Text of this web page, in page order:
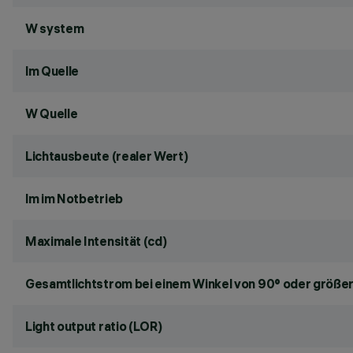
W system
lm Quelle
W Quelle
Lichtausbeute (realer Wert)
lm im Notbetrieb
Maximale Intensität (cd)
Gesamtlichtstrom bei einem Winkel von 90° oder
Light output ratio (LOR)